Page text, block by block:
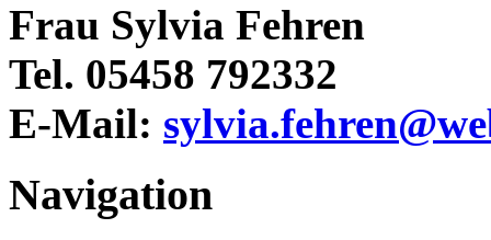
Frau Sylvia Fehren
Tel. 05458 792332
E-Mail:
Navigation